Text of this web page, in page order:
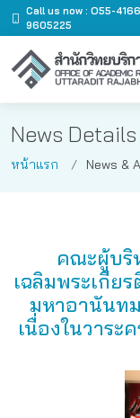
Call us now : O55-
9605225
News Details
หน้าแรก News &
คณะผู้บริ
เฉลิมพระเกีย
มหาอานันท
เนื่องในวาระ